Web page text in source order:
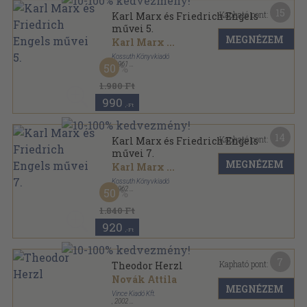
Karl Marx és Friedrich Engels
művei 5.
Karl Marx ...
Kossuth Könyvkiadó
, 1961
Vászon
Karl Marx és Friedrich Engels művei sorozat
1.980 Ft
50
990 ,-Ft
Kapható pont:
MEGNÉZEM
Karl Marx és Friedrich Engels
művei 7.
Karl Marx ...
Kossuth Könyvkiadó
, 1962
Vászon
Karl Marx és Friedrich Engels művei sorozat
1.840 Ft
50
920 ,-Ft
Kapható pont:
MEGNÉZEM
Theodor Herzl
Novák Attila
Vince Kiadó Kft.
2002
Kapható pont:
MEGNÉZEM